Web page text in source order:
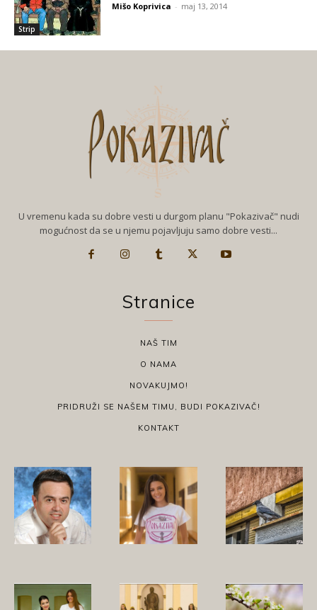
Strip
Mišo Koprivica - maj 13, 2014
U vremenu kada su dobre vesti u durgom planu "Pokazivač" nudi
mogućnost da se u njemu pojavljuju samo dobre vesti...
Stranice
NAŠ TIM
O NAMA
NOVAKUJMO!
PRIDRUŽI SE NAŠEM TIMU, BUDI POKAZIVAČ!
KONTAKT